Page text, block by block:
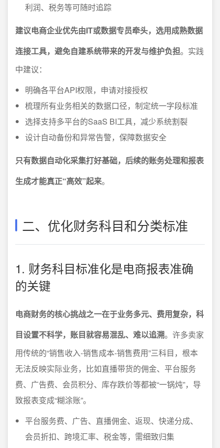
利润、税务等可随时追踪
建议电商企业优先由IT或数据专员牵头，选用成熟数据
连接工具，避免自建系统带来的开发与维护负担。实践
中建议：
明确各平台API权限，申请对接授权
梳理所有业务相关的数据口径，制定统一字段标准
选择支持多平台的SaaS BI工具，减少系统割裂
设计自动备份和异常告警，保障数据安全
只有数据自动化采集打好基础，后续的账务处理和报表
生成才能真正“高效”起来。
二、优化财务科目和分类标准
1. 财务科目标准化是电商报表准确
的关键
电商财务的核心挑战之一在于业务多元、费用复杂，科
目设置不科学，账目就容易混乱、难以追溯。许多卖家
用传统的“销售收入-销售成本-销售费用”三科目，根本
无法反映实际业务，比如直播带货的佣金、平台服务
费、广告费、会员积分、库存跌价等都被“一锅炖”，导
致报表变成“糊涂账”。
平台服务费、广告、直播佣金、返现、快递分成、
会员折扣、跨境汇率、税金等，需细致归集